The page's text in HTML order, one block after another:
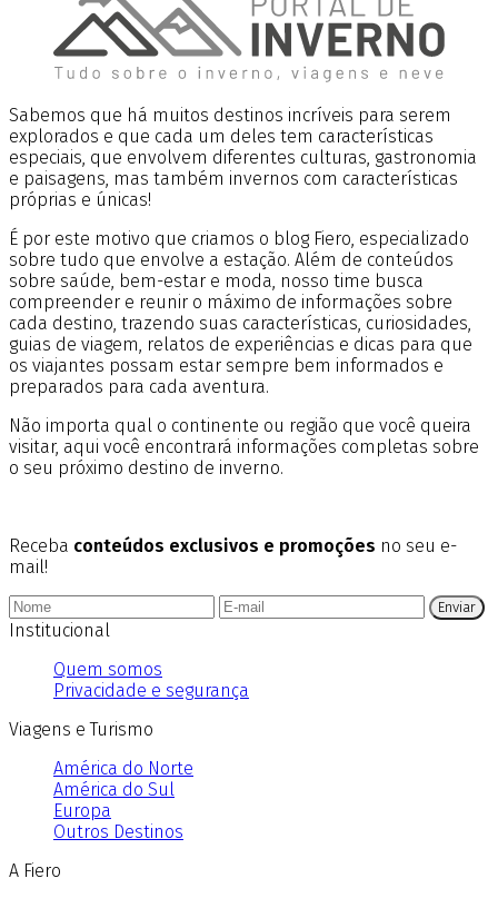
Sabemos que há muitos destinos incríveis para serem
explorados e que cada um deles tem características
especiais, que envolvem diferentes culturas, gastronomia
e paisagens, mas também invernos com características
próprias e únicas!
É por este motivo que criamos o blog Fiero, especializado
sobre tudo que envolve a estação. Além de conteúdos
sobre saúde, bem-estar e moda, nosso time busca
compreender e reunir o máximo de informações sobre
cada destino, trazendo suas características, curiosidades,
guias de viagem, relatos de experiências e dicas para que
os viajantes possam estar sempre bem informados e
preparados para cada aventura.
Não importa qual o continente ou região que você queira
visitar, aqui você encontrará informações completas sobre
o seu próximo destino de inverno.
Receba conteúdos exclusivos e promoções no seu e-
mail!
Enviar
Institucional
Quem somos
Privacidade e segurança
Viagens e Turismo
América do Norte
América do Sul
Europa
Outros Destinos
A Fiero